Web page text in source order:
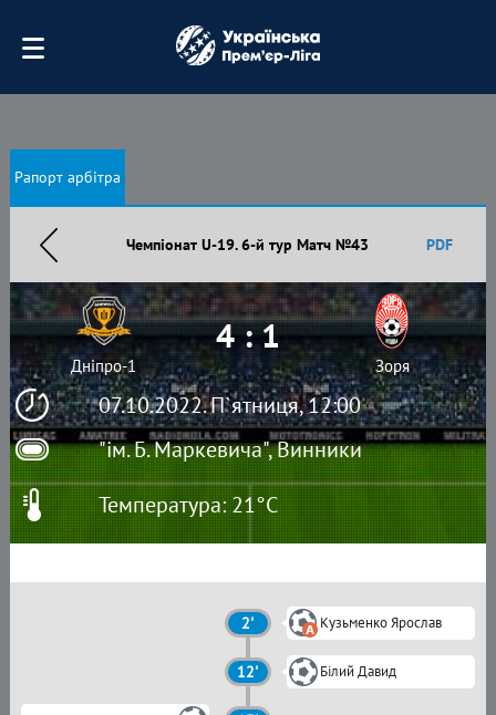
Рапорт арбітра
Чемпіонат U-19. 6-й тур Матч №43 PDF
07.10.2022. П`ятниця, 12:00
"ім. Б. Маркевича", Винники
Дніпро-1
4 : 1
Зоря
Температура: 21°C
2' Кузьменко Ярослав
12' Білий Давид